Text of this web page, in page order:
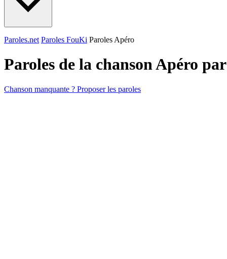
Paroles.net Paroles FouKi Paroles Apéro
Paroles de la chanson Apéro par
Chanson manquante ? Proposer les paroles